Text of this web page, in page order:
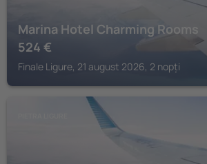
Marina Hotel Charming Rooms
524 €
Finale Ligure, 21 august 2026, 2 nopți